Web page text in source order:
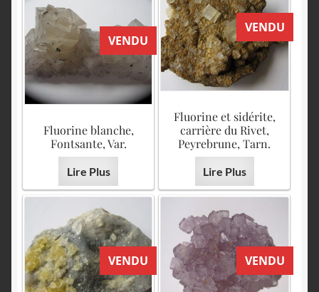
VENDU
Fluorine et sidérite,
carrière du Rivet,
Peyrebrune, Tarn.
Lire Plus
VENDU
Fluorine blanche,
Fontsante, Var.
Lire Plus
VENDU VENDU